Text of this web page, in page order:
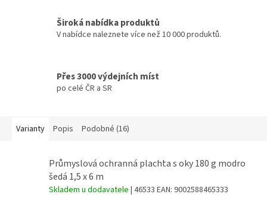
Široká nabídka produktů
V nabídce naleznete více než 10 000 produktů.
Přes 3000 výdejních míst
po celé ČR a SR
Varianty Popis Podobné (16)
Průmyslová ochranná plachta s oky 180 g modro
šedá 1,5 x 6 m
Skladem u dodavatele | 46533 EAN: 9002588465333